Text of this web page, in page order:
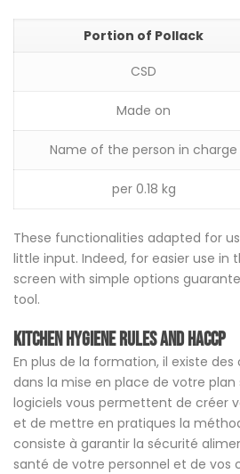
Portion of Pollack
CSD
Made on
Name of the person in charge
per 0.18 kg
These functionalities adapted for
little input. Indeed, for easier use in
screen with simple options
tool.
Kitchen hygiene rules and HACCP
En plus de la formation, il existe
dans la mise en place de votre plan
logiciels vous permettent de créer
et de mettre en pratiques la
consiste à garantir la sécurité
santé de votre personnel et de vos